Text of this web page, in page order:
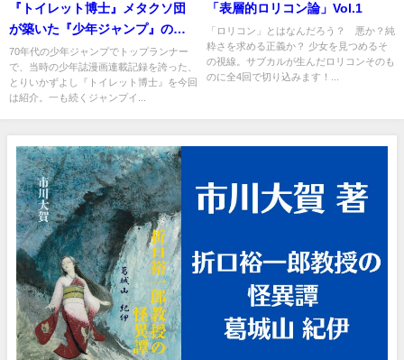
『トイレット博士』メタクソ団
が築いた『少年ジャンプ』の
「友情・努力・勝利」
70年代の少年ジャンプでトップランナー
で、当時の少年誌漫画連載記録を誇った、
とりいかずよし『トイレット博士』を今回
は紹介。一も続くジャンプイ...
「表層的ロリコン論」Vol.1
「ロリコン」とはなんだろう？ 悪か？純
粋さを求める正義か？ 少女を見つめるそ
の視線。サブカルが生んだロリコンそのも
のに全4回で切り込みます！...